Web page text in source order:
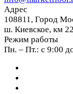
Адрес
108811, Город
ш. Киевское, км
Режим работы
Пн. – Пт.: с 9:00